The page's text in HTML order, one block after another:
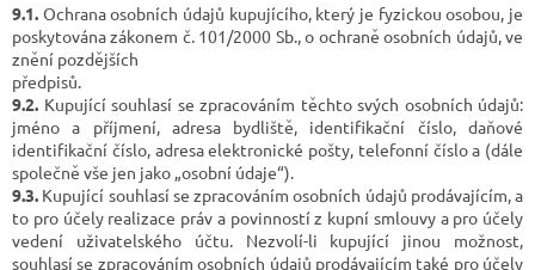
9.1. Ochrana osobních údajů kupujícího, který je fyzickou osobou, je
poskytována zákonem č. 101/2000 Sb., o ochraně osobních údajů, ve
znění pozdějších
předpisů.
9.2. Kupující souhlasí se zpracováním těchto svých osobních údajů:
jméno a příjmení, adresa bydliště, identifikační číslo, daňové
identifikační číslo, adresa elektronické pošty, telefonní číslo a (dále
společně vše jen jako „osobní údaje“).
9.3. Kupující souhlasí se zpracováním osobních údajů prodávajícím, a
to pro účely realizace práv a povinností z kupní smlouvy a pro účely
vedení uživatelského účtu. Nezvolí-li kupující jinou možnost,
souhlasí se zpracováním osobních údajů prodávajícím také pro účely